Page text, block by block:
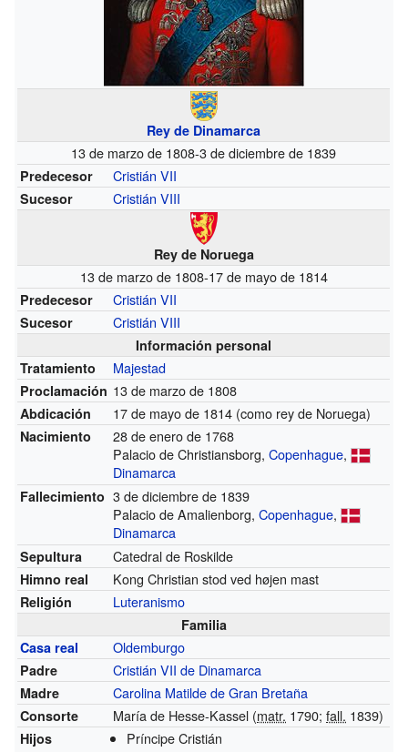
Rey de Dinamarca
13 de marzo de 1808-3 de diciembre de 1839
Predecesor Cristián VII
Sucesor Cristián VIII
Rey de Noruega
13 de marzo de 1808-17 de mayo de 1814
Predecesor Cristián VII
Sucesor Cristián VIII
Información personal
Tratamiento
Majestad
Proclamación 13 de marzo de 1808
Abdicación 17 de mayo de 1814 (como rey de Noruega)
Nacimiento
28 de enero de 1768
Palacio de Christiansborg,Copenhague,
Dinamarca
Fallecimiento 3 de diciembre de 1839
Palacio de Amalienborg,Copenhague,
Dinamarca
Sepultura Catedral de Roskilde
Himno real Kong Christian stod ved højen mast
Religión Luteranismo
Familia
Casa real
Oldemburgo
Padre Cristián VII de Dinamarca
Madre Carolina Matilde de Gran Bretaña
Consorte María de Hesse-Kassel (matr. 1790;fall. 1839)
Hijos
Príncipe Cristián